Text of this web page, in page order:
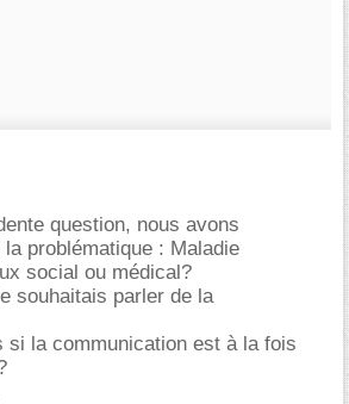
question, nous avons
problématique : Maladie
social ou médical?
souhaitais parler de la
si la communication est à la fois